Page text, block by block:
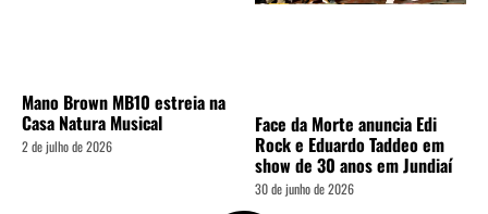
Mano Brown MB10 estreia na
Casa Natura Musical
2 de julho de 2026
Face da Morte anuncia Edi
Rock e Eduardo Taddeo em
show de 30 anos em Jundiaí
30 de junho de 2026